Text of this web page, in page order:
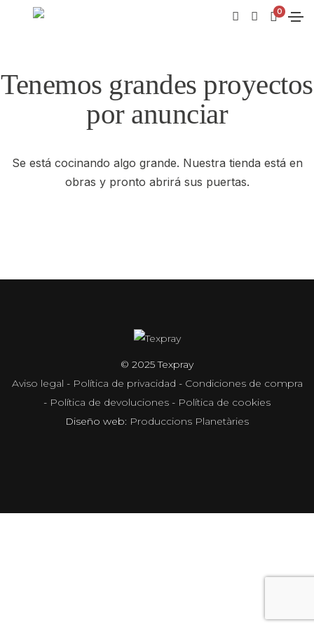
0
Tenemos grandes proyectos
por anunciar
Se está cocinando algo grande. Nuestra tienda está en
obras y pronto abrirá sus puertas.
© 2025 Texpray
Aviso legal - Política de privacidad - Condiciones de compra
- Política de devoluciones - Política de cookies
Diseño web: Produccions Planetàries